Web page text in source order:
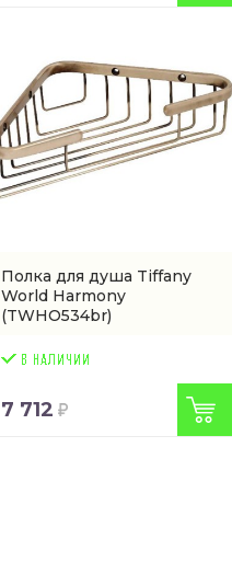
Полкa для душа Tiffany
World Harmony
(TWHO534br)
7 712